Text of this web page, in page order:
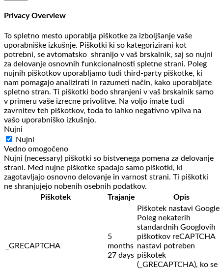
Privacy Overview
To spletno mesto uporablja piškotke za izboljšanje vaše
uporabniške izkušnje. Piškotki ki so kategorizirani kot
potrebni, se avtomatsko shranijo v vaš brskalnik, saj so nujni
za delovanje osnovnih funkcionalnosti spletne strani. Poleg
nujnih piškotkov uporabljamo tudi third-party piškotke, ki
nam pomagajo analizirati in razumeti način, kako uporabljate
spletno stran. Ti piškotki bodo shranjeni v vaš brskalnik samo
v primeru vaše izrecne privolitve. Na voljo imate tudi
zavrnitev teh piškotkov, toda to lahko negativno vpliva na
vašo uporabniško izkušnjo.
Nujni
Nujni
Vedno omogočeno
Nujni (necessary) piškotki so bistvenega pomena za delovanje
strani. Med nujne piškotke spadajo samo piškotki, ki
zagotavljajo osnovno delovanje in varnost strani. Ti piškotki
ne shranjujejo nobenih osebnih podatkov.
Piškotek
Trajanje Opis
_GRECAPTCHA
5
months
27 days
Piškotek nastavi
Poleg nekaterih
standardnih Googlovih
piškotkov reCAPTCHA
nastavi potreben
piškotek
(_GRECAPTCHA), ko se